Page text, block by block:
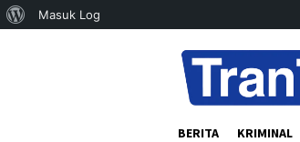
Tentang
Masuk Log
BERITA KRIMINAL